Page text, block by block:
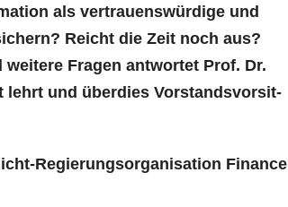
als ver­trau­ens­wür­di­ge und
Reicht die Zeit noch aus?
Fra­gen ant­wor­tet Prof. Dr.
lehrt und über­dies Vor­stands­vor­sit­
Regie­rungs­or­ga­ni­sa­ti­on Finan­ce